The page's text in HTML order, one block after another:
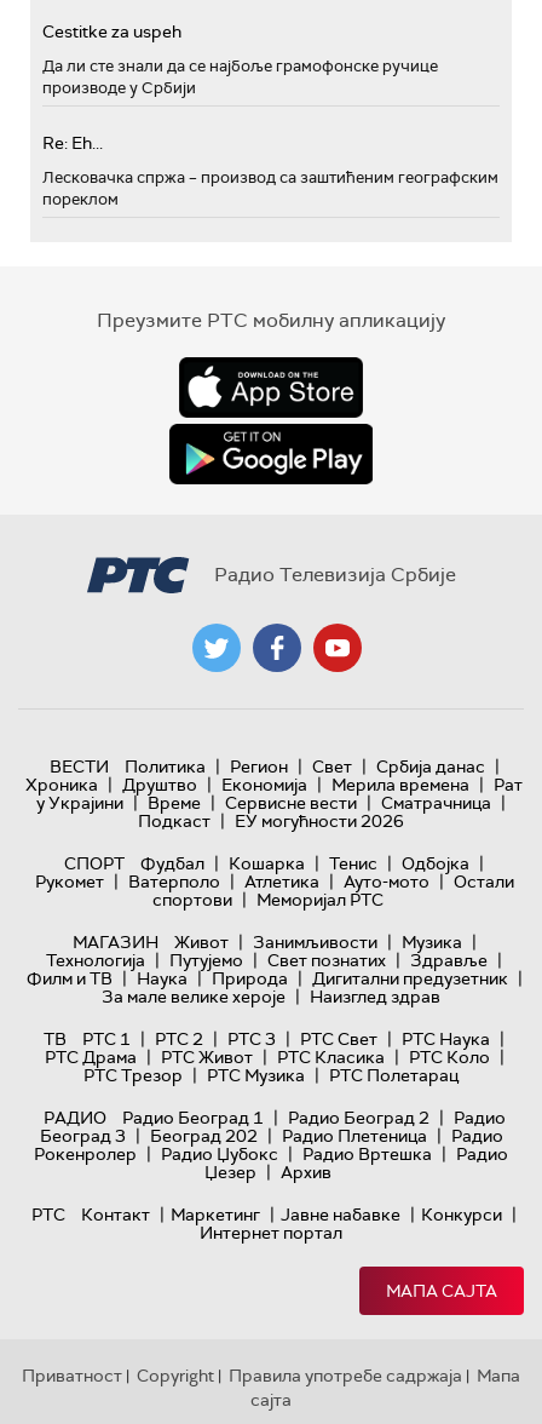
Cestitke za uspeh
Да ли сте знали да се најбоље грамофонске ручице
производе у Србији
Re: Eh...
Лесковачка спржа – производ са заштићеним географским
пореклом
Преузмите РТС мобилну апликацију
Радио Телевизија Србије
ВЕСТИ Политика | Регион | Свет | Србија данас |
Хроника | Друштво | Економија | Мерила времена | Рат
у Украјини | Време | Сервисне вести | Сматрачница |
Подкаст | ЕУ могућности 2026
СПОРТ
Фудбал | Кошарка | Тенис | Одбојка |
Рукомет | Ватерполо | Атлетика | Ауто-мото | Остали
спортови | Меморијал РТС
МАГАЗИН
Живот | Занимљивости | Музика |
Технологијa | Путујемо | Свет познатих | Здравље |
Филм и ТВ | Наука | Природа | Дигитални предузетник |
За мале велике хероје | Наизглед здрав
ТВ
РТС 1 | РТС 2 | РТС 3 | РТС Свет | РТС Наука |
РТС Драма | РТС Живот | РТС Класика | РТС Коло |
РТС Трезор | РТС Музика | РТС Полетарац
РАДИО
Радио Београд 1 | Радио Београд 2 | Радио
Београд 3 | Београд 202 | Радио Плетеница | Радио
Рокенролер | Радио Џубокс | Радио Вртешка | Радио
Џезер | Архив
РТС
Контакт | Маркетинг | Јавне набавке | Конкурси |
Интернет портал
МАПА САЈТА
Приватност | Copyright | Правила употребе садржаја | Мапа
сајта